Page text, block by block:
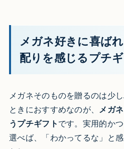
メガネ好きに喜ば
配りを感じるプチ
メガネそのものを贈るのは少
ときにおすすめなのが、 メガ
うプチギフト です。実用的か
選べば、「わかってるな」と